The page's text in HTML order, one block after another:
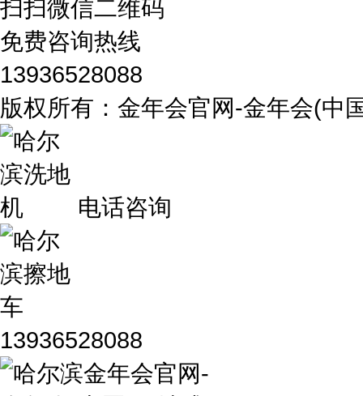
扫扫微信二维码
免费咨询热线
13936528088
版权所有：金年会官网-金年会(
电话咨询
13936528088